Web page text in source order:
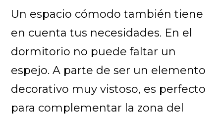
Un espacio cómodo también tiene
en cuenta tus necesidades. En el
dormitorio no puede faltar un
espejo. A parte de ser un elemento
decorativo muy vistoso, es perfecto
para complementar la zona del